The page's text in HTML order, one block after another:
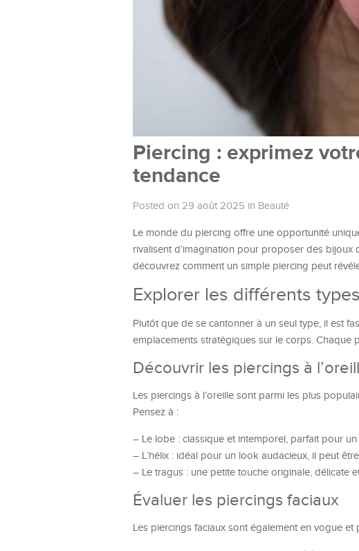
Piercing : exprimez
tendance
Posted on 29 août 2025 in Beauté
Le monde du piercing offre une opportunité
rivalisent d’imagination pour proposer des bijoux
découvrez comment un simple piercing peut
Explorer les différents
Plutôt que de se cantonner à un seul type, il est
emplacements stratégiques sur le corps.
Découvrir les piercings à
Les piercings à l’oreille sont parmi les plus
Pensez à :
– Le lobe : classique et intemporel, parfait pour
– L’hélix : idéal pour un look audacieux, il peut
– Le tragus : une petite touche originale, délicate
Évaluer les piercings faciaux
Les piercings faciaux sont également en vogue